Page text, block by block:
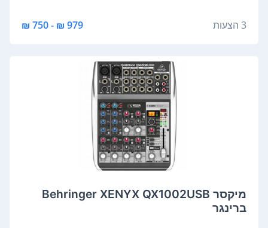
3 הצעות 979 ₪ - 750 ₪
‏מיקסר Behringer XENYX QX1002USB
ברינגר